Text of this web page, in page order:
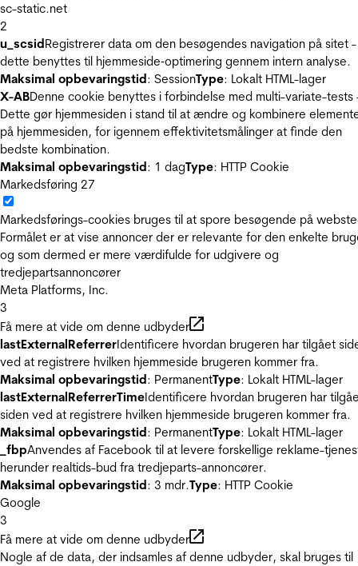
sc-static.net
2
u_scsidRegistrerer data om den besøgendes navigation på sitet -
dette benyttes til hjemmeside‐optimering gennem intern analyse.
Maksimal opbevaringstid: SessionType: Lokalt HTML-lager
X-ABDenne cookie benyttes i forbindelse med multi-variate-tests
Dette gør hjemmesiden i stand til at ændre og kombinere
på hjemmesiden, for igennem effektivitetsmålinger at finde den
bedste kombination.
Maksimal opbevaringstid: 1 dagType: HTTP Cookie
Markedsføring 27
Markedsførings-cookies bruges til at spore besøgende på
Formålet er at vise annoncer der er relevante for den enkelte
og som dermed er mere værdifulde for udgivere og
tredjepartsannoncører
Meta Platforms, Inc.
3
Få mere at vide om denne udbyder
lastExternalReferrerIdentificere hvordan brugeren har tilgået
ved at registrere hvilken hjemmeside brugeren kommer fra.
Maksimal opbevaringstid: PermanentType: Lokalt HTML-lager
lastExternalReferrerTimeIdentificere hvordan brugeren har
siden ved at registrere hvilken hjemmeside brugeren kommer fra.
Maksimal opbevaringstid: PermanentType: Lokalt HTML-lager
_fbpAnvendes af Facebook til at levere forskellige reklame-
herunder realtids-bud fra tredjeparts-annoncører.
Maksimal opbevaringstid: 3 mdr.Type: HTTP Cookie
Google
3
Få mere at vide om denne udbyder
Nogle af de data, der indsamles af denne udbyder, skal bruges til